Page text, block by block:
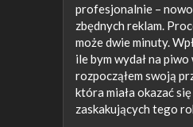
profesjonalnie –
zbędnych reklam.
może dwie minuty.
ile bym wydał na
rozpocząłem swoją
która miała okazać
zaskakujących tego